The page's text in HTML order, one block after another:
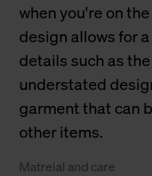
when you're on
design allows for
details such as
understated
garment that can
other items.
Matreial and care